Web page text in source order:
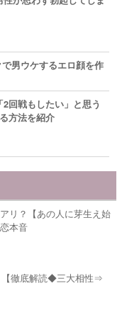
男ウケするエロ顔を作
回戦もしたい」と思う
方法を紹介
リ？【あの人に芽生え始
本音
【徹底解読◆三大相性⇒